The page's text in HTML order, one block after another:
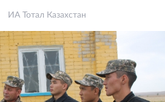
ИА Тотал Казахстан